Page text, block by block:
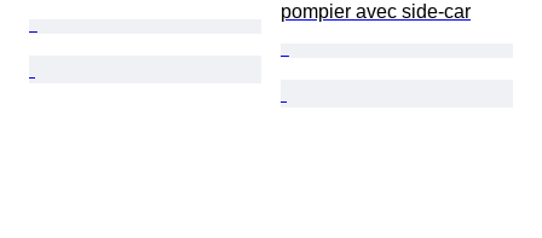
pompier avec side-car